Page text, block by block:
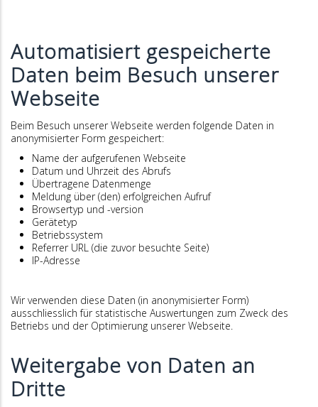
Automatisiert gespeicherte
Daten beim Besuch unserer
Webseite
Beim Besuch unserer Webseite werden folgende Daten in
anonymisierter Form gespeichert:
Name der aufgerufenen Webseite
Datum und Uhrzeit des Abrufs
Übertragene Datenmenge
Meldung über (den) erfolgreichen Aufruf
Browsertyp und -version
Gerätetyp
Betriebssystem
Referrer URL (die zuvor besuchte Seite)
IP-Adresse
Wir verwenden diese Daten (in anonymisierter Form)
ausschliesslich für statistische Auswertungen zum Zweck des
Betriebs und der Optimierung unserer Webseite.
Weitergabe von Daten an
Dritte